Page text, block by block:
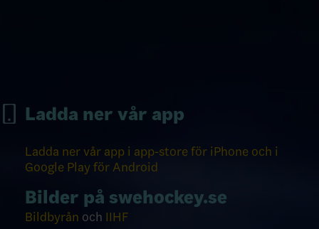
Ladda ner vår app
Ladda ner vår app i app-store för iPhone och i
Google Play för Android
Bilder på swehockey.se
Bildbyrån och IIHF